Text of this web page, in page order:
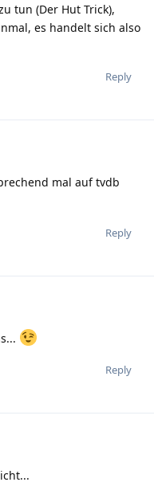
tun (Der Hut Trick),
es handelt sich also
Reply
mal auf tvdb
Reply
Reply